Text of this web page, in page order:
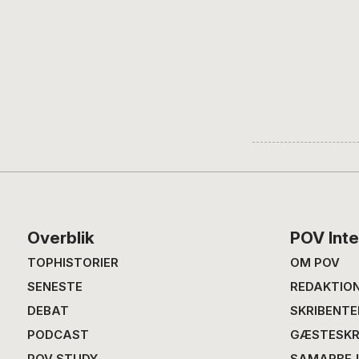
Footer
Overblik
TOPHISTORIER
SENESTE
DEBAT
PODCAST
POV
OM POV